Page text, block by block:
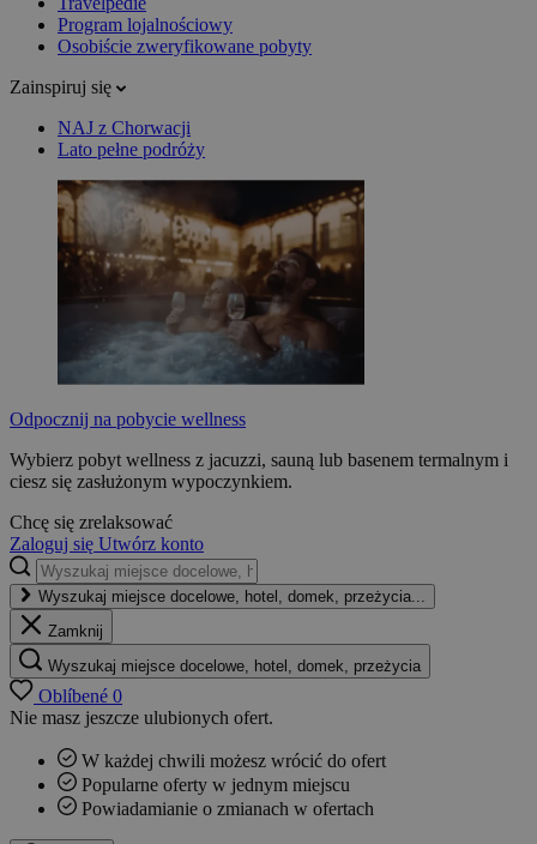
Program lojalnościowy
Osobiście zweryfikowane pobyty
Zainspiruj się
NAJ z Chorwacji
Lato pełne podróży
Odpocznij na pobycie wellness
Wybierz pobyt wellness z jacuzzi, sauną lub basenem termalnym i
ciesz się zasłużonym wypoczynkiem.
Chcę się zrelaksować
Zaloguj się Utwórz konto
Wyszukaj miejsce docelowe, hotel, domek, przeżycia...
Zamknij
Wyszukaj miejsce docelowe, hotel, domek, przeżycia
Oblíbené 0
Nie masz jeszcze ulubionych ofert.
W każdej chwili możesz wrócić do ofert
Popularne oferty w jednym miejscu
Powiadamianie o zmianach w ofertach